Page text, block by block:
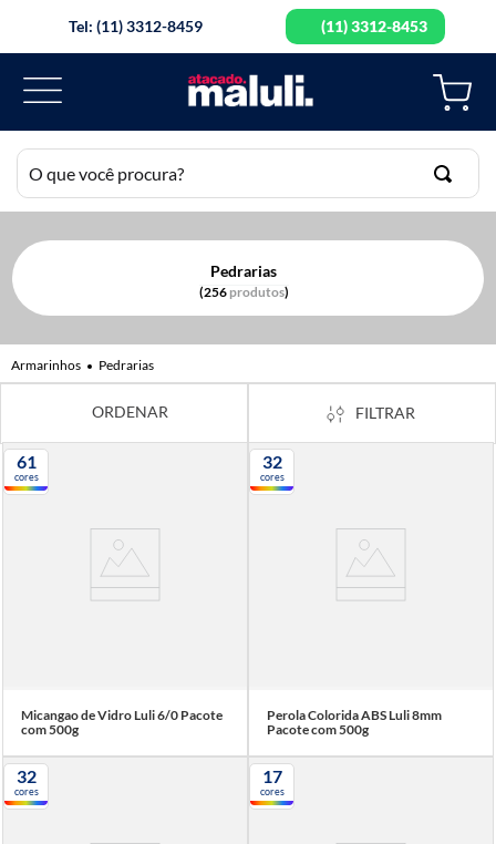
Tel: (11) 3312-8459 (11) 3312-8453
O que você procura?
Pedrarias
256 produtos
Pedrarias
FILTRAR
61
cores
Micangao de Vidro Luli 6/0 Pacote
com 500g
32
cores
Perola Colorida ABS Luli 8mm
Pacote com 500g
32
cores
17
cores
TERMOS MAIS BUSCADOS
2º
elastico
3º
agulha mao
4º
guipir
6
fita cetim
tesouras